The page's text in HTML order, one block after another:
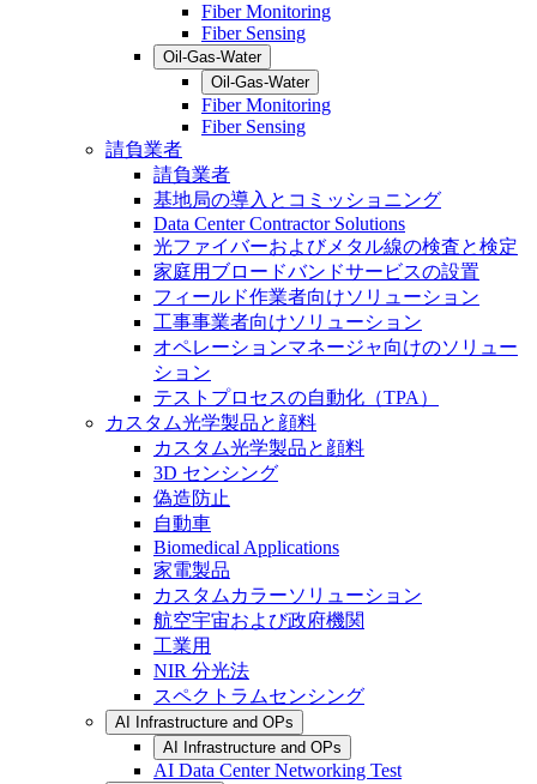
Fiber Monitoring
Fiber Sensing
Oil-Gas-Water
Oil-Gas-Water
Fiber Monitoring
Fiber Sensing
請負業者
請負業者
基地局の導入とコミッショニング
Data Center Contractor Solutions
光ファイバーおよびメタル線の検査と検定
家庭用ブロードバンドサービスの設置
フィールド作業者向けソリューション
工事事業者向けソリューション
オペレーションマネージャ向けのソリュー
ション
テストプロセスの自動化（TPA）
カスタム光学製品と顔料
カスタム光学製品と顔料
3D センシング
偽造防止
自動車
Biomedical Applications
家電製品
カスタムカラーソリューション
航空宇宙および政府機関
工業用
NIR 分光法
スペクトラムセンシング
AI Infrastructure and OPs
AI Infrastructure and OPs
AI Data Center Networking Test